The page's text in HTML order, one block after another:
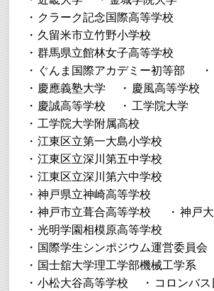
クラーク記念国際高等学校
久留米市立竹野小学校
群馬県立館林女子高等学校
ぐんま国際アカデミー初等部
慶應義塾大学
慶風高等学校
慶誠高等学校
工学院大学
工学院大学附属高校
江東区立第一大島小学校
江東区立深川第五中学校
江東区立深川第六中学校
神戸県立神崎高等学校
神戸市立葺合高等学校
神戸
光明学園相模原高等学校
国際学生シンポジウム運営委員会
国士舘大学理工学部機械工学系
小松大谷高等学校
コロンバ